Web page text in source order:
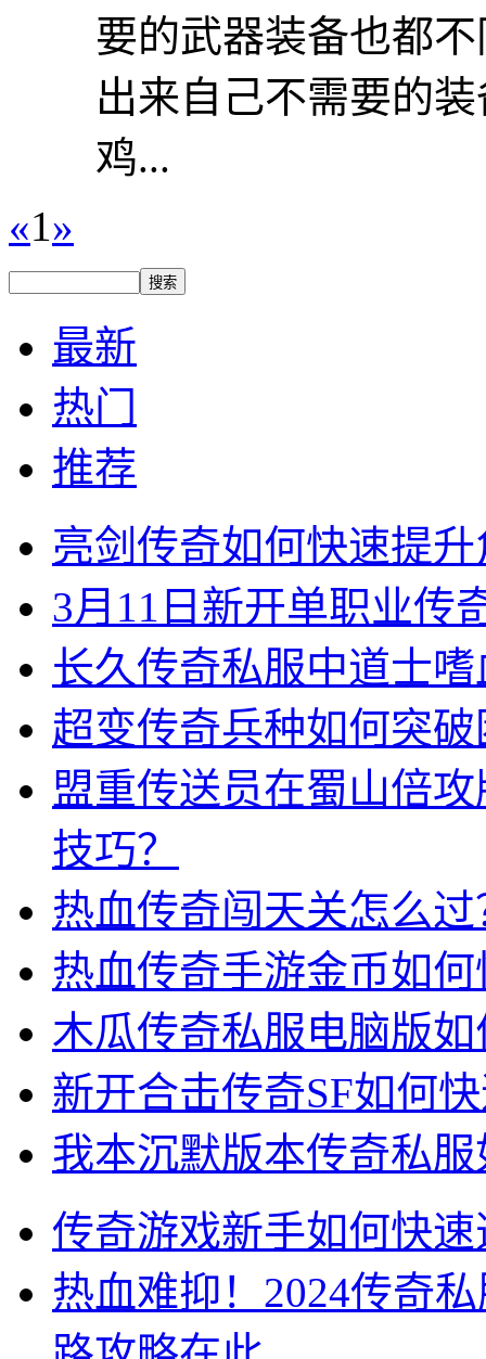
要的武器装备也都
出来自己不需要的
鸡...
«1»
最新
热门
推荐
亮剑传奇如何快速提
3月11日新开单职业传
长久传奇私服中道士
超变传奇兵种如何突
盟重传送员在蜀山倍
技巧？
热血传奇闯天关怎么
热血传奇手游金币如
木瓜传奇私服电脑版
新开合击传奇SF如何
我本沉默版本传奇私
传奇游戏新手如何快
热血难抑！2024传奇